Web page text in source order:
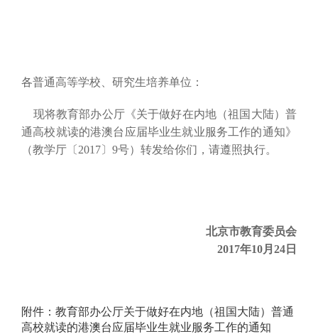
各普通高等学校、研究生培养单位：
现将教育部办公厅《关于做好在内地（祖国大陆）普
通高校就读的港澳台应届毕业生就业服务工作的通知》
（教学厅〔2017〕9号）转发给你们，请遵照执行。
北京市教育委员会
2017年10月24日
附件：教育部办公厅关于做好在内地（祖国大陆）普通
高校就读的港澳台应届毕业生就业服务工作的通知